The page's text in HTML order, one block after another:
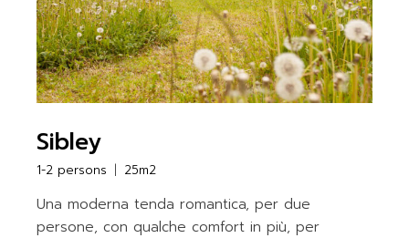
Sibley
1-2 persons 25m2
Una moderna tenda romantica, per due
persone, con qualche comfort in più, per